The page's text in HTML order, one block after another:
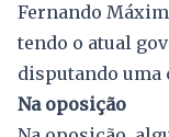
Fernando
tendo o atual
disputando uma
Na oposição